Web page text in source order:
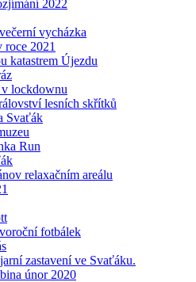
2022
vycházka
roce 2021
katastrem Újezdu
lockdownu
lesních skřítků
Svaťák
Run
relaxačním areálu
fotbálek
zastavení ve Svaťáku.
únor 2020